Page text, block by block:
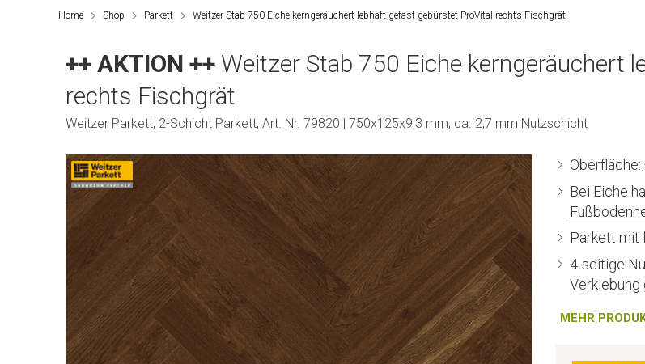
Home Shop Parkett Weitzer Stab 750 Eiche kerngeräuchert lebhaft gefast gebürstet ProVital rechts Fischgrät
++ AKTION ++ Weitzer Stab 750 Eiche kerngeräuchert
rechts Fischgrät
Weitzer Parkett, 2-Schicht Parkett, Art. Nr. 79820 | 750x125x9,3 mm, ca. 2,7 mm Nutzschicht
Oberfläche:
Bei Eiche
Parkett mit
4-seitige
Verklebung
MEHR